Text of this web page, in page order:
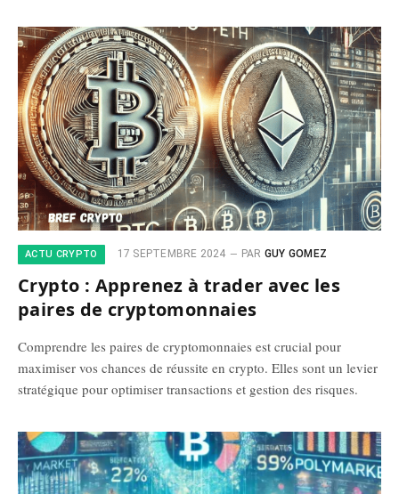
ACTU CRYPTO 17 SEPTEMBRE 2024 PAR GUY GOMEZ
Crypto : Apprenez à trader avec les
paires de cryptomonnaies
Comprendre les paires de cryptomonnaies est crucial pour
maximiser vos chances de réussite en crypto. Elles sont un levier
stratégique pour optimiser transactions et gestion des risques.